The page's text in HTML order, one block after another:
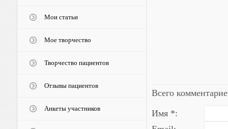
Мои статьи
Мое творчество
Творчество пациентов
Отзывы пациентов
Анкеты участников
Всего
Имя *: